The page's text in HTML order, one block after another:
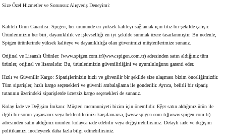
Size Özel Hizmetler ve Sorunsuz Alışveriş Deneyimi:
Kaliteli Ürün Garantisi: Spigen, her ürününde en yüksek kaliteyi sağlamak için titiz bir şekilde çalışır.
Ürünlerimizin her biri, dayanıklılık ve işlevselliği en iyi şekilde sunmak üzere tasarlanmıştır. Bu nedenle,
Spigen ürünlerinde yüksek kaliteye ve dayanıklılığa olan güvenimizi müşterilerimize sunarız.
Orijinal ve Lisanslı Ürünler: [www.spigen.com.tr](www.spigen.com.tr) adresinden satın aldığınız tüm
ürünler, orijinal ve lisanslıdır. Bu, ürünlerimizin güvenilirliğini ve uyumluluğunu garanti eder.
Hızlı ve Güvenilir Kargo: Siparişlerinizin hızlı ve güvenilir bir şekilde size ulaşması bizim önceliğimizdir.
Tüm siparişler, hızlı kargo seçenekleri ve güvenli ambalajlama ile gönderilir. Ayrıca, belirli bir sipariş
tutarının üzerindeki siparişlerde ücretsiz kargo seçenekleri de sunarız.
Kolay İade ve Değişim İmkanı: Müşteri memnuniyeti bizim için önemlidir. Eğer satın aldığınız ürün ile
ilgili bir sorun yaşarsanız veya beklentilerinizi karşılamazsa, [www.spigen.com.tr](www.spigen.com.tr)
adresinden satın aldığınız ürünleri kolayca iade edebilir veya değiştirebilirsiniz. Detaylı iade ve değişim
politikamızı inceleyerek daha fazla bilgi edinebilirsiniz.